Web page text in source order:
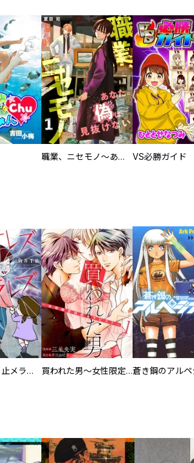
職業、ニセモノ～あなたに偽は見抜けない【電子単行本版】 VS必勝ガイド
満タサレズ、止メラレズ 買われた男～女性限定快感セラピスト～【描き下ろしおまけ付き特装版】蒼き鋼のアルペ